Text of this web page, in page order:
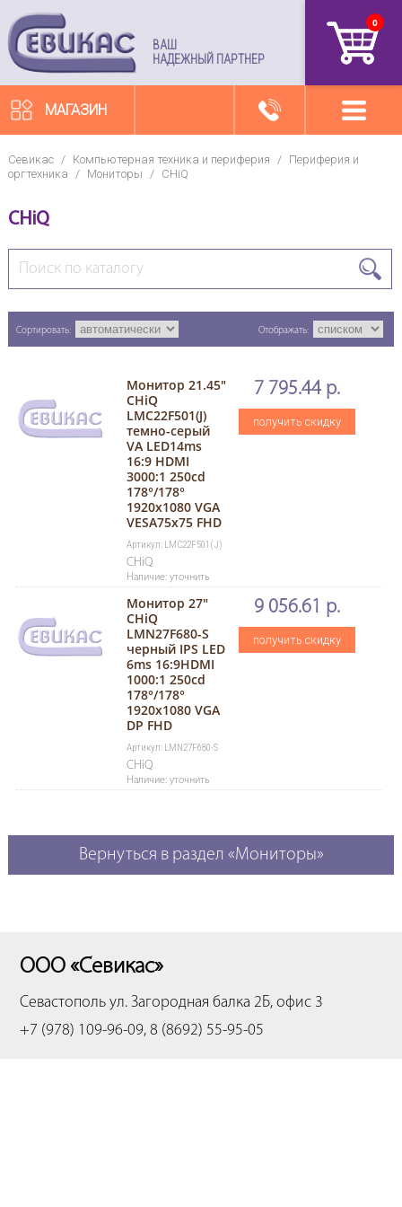
ВАШ
НАДЕЖНЫЙ ПАРТНЕР
0
МАГАЗИН
Севикас / Компьютерная техника и периферия /
Периферия и
оргтехника / Мониторы / CHiQ
CHiQ
Сортировать: Отображать:
Монитор 21.45"
CHiQ
LMC22F501(J)
темно-серый
VA LED14ms
16:9 HDMI
3000:1 250cd
178°/178°
1920x1080 VGA
VESA75x75 FHD
Артикул: LMC22F501(J)
CHiQ
Наличие: уточнить
7 795.44 р.
получить скидку
Монитор 27"
CHiQ
LMN27F680-S
черный IPS LED
6ms 16:9HDMI
1000:1 250cd
178°/178°
1920x1080 VGA
DP FHD
Артикул: LMN27F680-S
CHiQ
Наличие: уточнить
9 056.61 р.
получить скидку
Вернуться в раздел «Мониторы»
ООО «Севикас»
Севастополь ул. Загородная балка 2Б, офис 3
+7 (978) 109-96-09, 8 (8692) 55-95-05